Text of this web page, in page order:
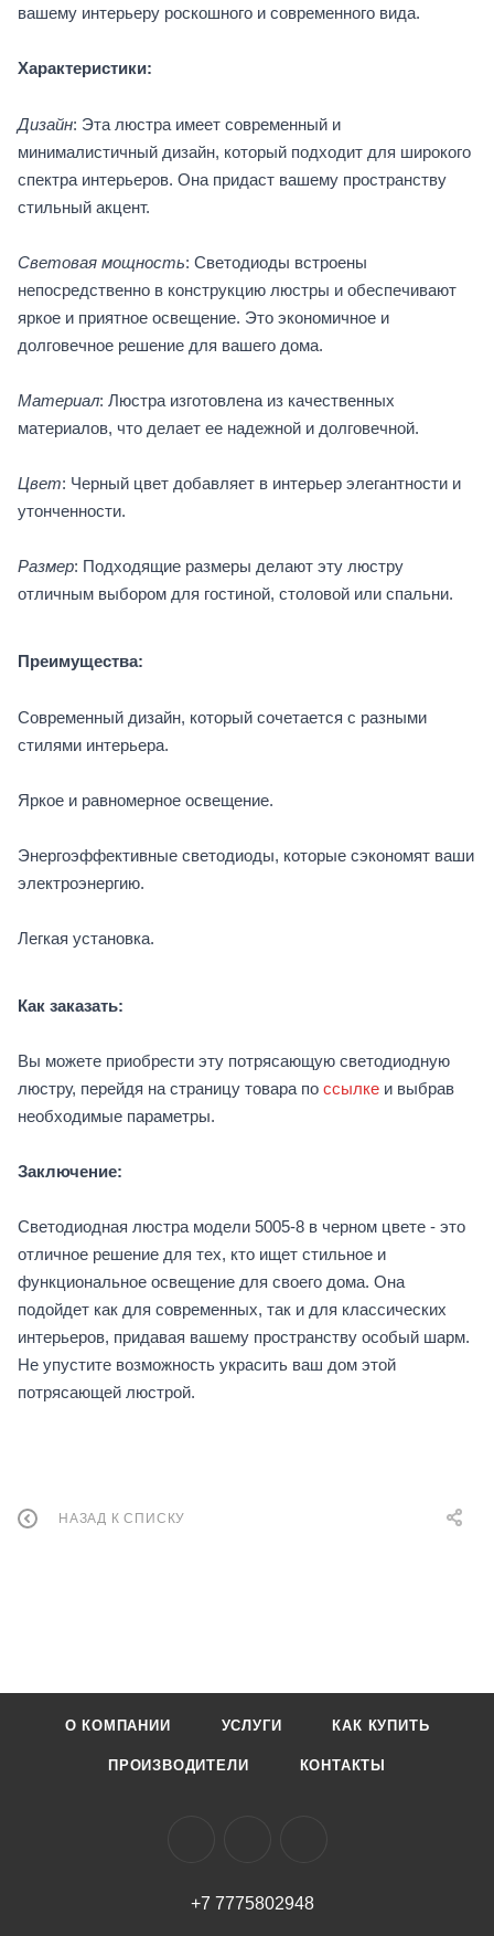
вашему интерьеру роскошного и современного вида.
Характеристики:
Дизайн: Эта люстра имеет современный и
минималистичный дизайн, который подходит для широкого
спектра интерьеров. Она придаст вашему пространству
стильный акцент.
Световая мощность: Светодиоды встроены
непосредственно в конструкцию люстры и обеспечивают
яркое и приятное освещение. Это экономичное и
долговечное решение для вашего дома.
Материал: Люстра изготовлена из качественных
материалов, что делает ее надежной и долговечной.
Цвет: Черный цвет добавляет в интерьер элегантности и
утонченности.
Размер: Подходящие размеры делают эту люстру
отличным выбором для гостиной, столовой или спальни.
Преимущества:
Современный дизайн, который сочетается с разными
стилями интерьера.
Яркое и равномерное освещение.
Энергоэффективные светодиоды, которые сэкономят ваши
электроэнергию.
Легкая установка.
Как заказать:
Вы можете приобрести эту потрясающую светодиодную
люстру, перейдя на страницу товара по ссылке и выбрав
необходимые параметры.
Заключение:
Светодиодная люстра модели 5005-8 в черном цвете - это
отличное решение для тех, кто ищет стильное и
функциональное освещение для своего дома. Она
подойдет как для современных, так и для классических
интерьеров, придавая вашему пространству особый шарм.
Не упустите возможность украсить ваш дом этой
потрясающей люстрой.
НАЗАД К СПИСКУ
О КОМПАНИИ УСЛУГИ КАК КУПИТЬ
ПРОИЗВОДИТЕЛИ КОНТАКТЫ
+7 7775802948